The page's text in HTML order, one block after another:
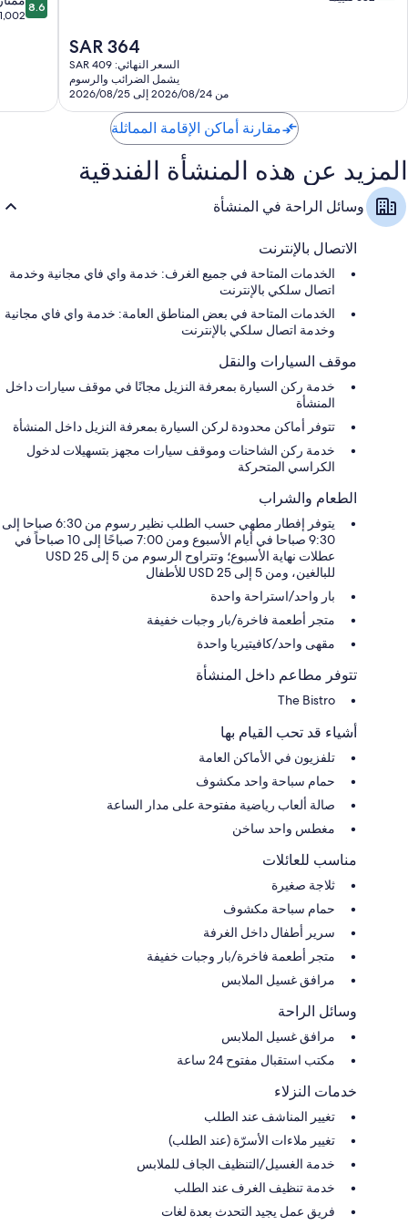
السعر
الحالي
هو
SAR
364
SAR 364
السعر النهائي: SAR 409
يشمل الضرائب والرسوم
من 2026/08/24 إلى 2026/08/25
إيربورت
من
8.6
1,002 تقييم
مقارنة أماكن الإقامة المماثلة
المزيد عن هذه المنشأة الفندقية
وسائل الراحة في المنشأة
الاتصال بالإنترنت
الخدمات المتاحة في جميع الغرف: خدمة واي فاي مجانية وخدمة
اتصال سلكي بالإنترنت
الخدمات المتاحة في بعض المناطق العامة: خدمة واي فاي مجانية
وخدمة اتصال سلكي بالإنترنت
موقف السيارات والنقل
خدمة ركن السيارة بمعرفة النزيل مجانًا في موقف سيارات داخل
المنشأة
تتوفر أماكن محدودة لركن السيارة بمعرفة النزيل داخل المنشأة
خدمة ركن الشاحنات وموقف سيارات مجهز بتسهيلات لدخول
الكراسي المتحركة
الطعام والشراب
يتوفر إفطار مطهي حسب الطلب نظير رسوم من 6:30 صباحا إلى
9:30 صباحا في أيام الأسبوع ومن 7:00 صباحًا إلى 10 صباحاً في
عطلات نهاية الأسبوع؛ وتتراوح الرسوم من 5 إلى 25 USD
للبالغين، ومن 5 إلى 25 USD للأطفال
بار واحد/استراحة واحدة
متجر أطعمة فاخرة/بار وجبات خفيفة
مقهى واحد/كافيتيريا واحدة
تتوفر مطاعم داخل المنشأة
The Bistro
أشياء قد تحب القيام بها
تلفزيون في الأماكن العامة
حمام سباحة واحد مكشوف
صالة ألعاب رياضية مفتوحة على مدار الساعة
مغطس واحد ساخن
مناسب للعائلات
ثلاجة صغيرة
حمام سباحة مكشوف
سرير أطفال داخل الغرفة
متجر أطعمة فاخرة/بار وجبات خفيفة
مرافق غسيل الملابس
وسائل الراحة
مرافق غسيل الملابس
مكتب استقبال مفتوح 24 ساعة
خدمات النزلاء
تغيير المناشف عند الطلب
تغيير ملاءات الأسرّة (عند الطلب)
خدمة الغسيل/التنظيف الجاف للملابس
خدمة تنظيف الغرف عند الطلب
فريق عمل يجيد التحدث بعدة لغات